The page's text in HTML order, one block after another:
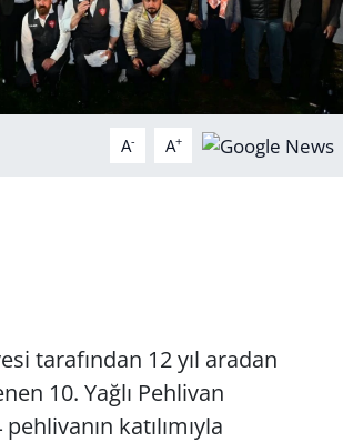
A- A+
tarafından 12 yıl aradan
10. Yağlı Pehlivan
katılımıyla